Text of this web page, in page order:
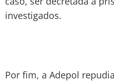
investigados.
Por fim, a Adepol